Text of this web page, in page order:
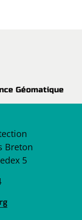
Géomatique
Breton
5